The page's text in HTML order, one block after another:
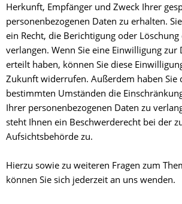
Herkunft, Empfänger und Zweck Ihrer
personenbezogenen Daten zu erhalten.
ein Recht, die Berichtigung oder Löschung
verlangen. Wenn Sie eine Einwilligung
erteilt haben, können Sie diese
Zukunft widerrufen. Außerdem haben Sie
bestimmten Umständen die
Ihrer personenbezogenen Daten zu
steht Ihnen ein Beschwerderecht bei der
Aufsichtsbehörde zu.
Hierzu sowie zu weiteren Fragen zum
können Sie sich jederzeit an uns wenden.